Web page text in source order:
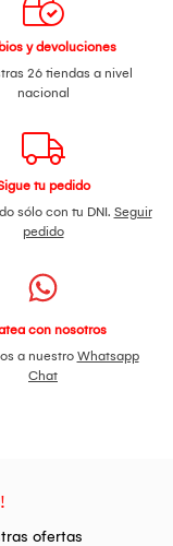
y devoluciones
26 tiendas a nivel
nacional
tu pedido
sólo con tu DNI. Seguir
pedido
con nosotros
a nuestro Whatsapp
Chat
ofertas